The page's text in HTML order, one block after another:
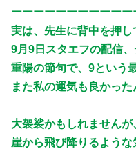
ーーーーーーーーーーー
実は、先生に背中を押し
9月9日スタエフの配信、
重陽の節句で、9という
また私の運気も良かった
大袈裟かもしれませんが
崖から飛び降りるような